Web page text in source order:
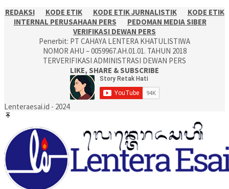
REDAKSI
KODE ETIK KODE ETIK JURNALISTIK
KODE ETIK
INTERNAL PERUSAHAAN PERS
PEDOMAN MEDIA SIBER
VERIFIKASI DEWAN PERS
Penerbit: PT CAHAYA LENTERA KHATULISTIWA
NOMOR AHU – 0059967.AH.01.01. TAHUN 2018
TERVERIFIKASI ADMINISTRASI DEWAN PERS
LIKE, SHARE & SUBSCRIBE
Lenteraesai.id - 2024